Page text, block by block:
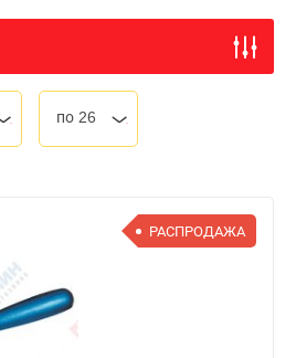
по 26
РАСПРОДАЖА